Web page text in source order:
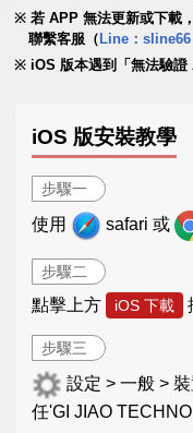
若 APP 無法更新或下載
聯繫客服（ Line：sline66
iOS 版本遇到「無法驗證
iOS 版安裝教學
步驟一
使用 safari 或
步驟二
點擊上方 iOS 下載
步驟三
設定 > 一般 >
任'GI JIAO